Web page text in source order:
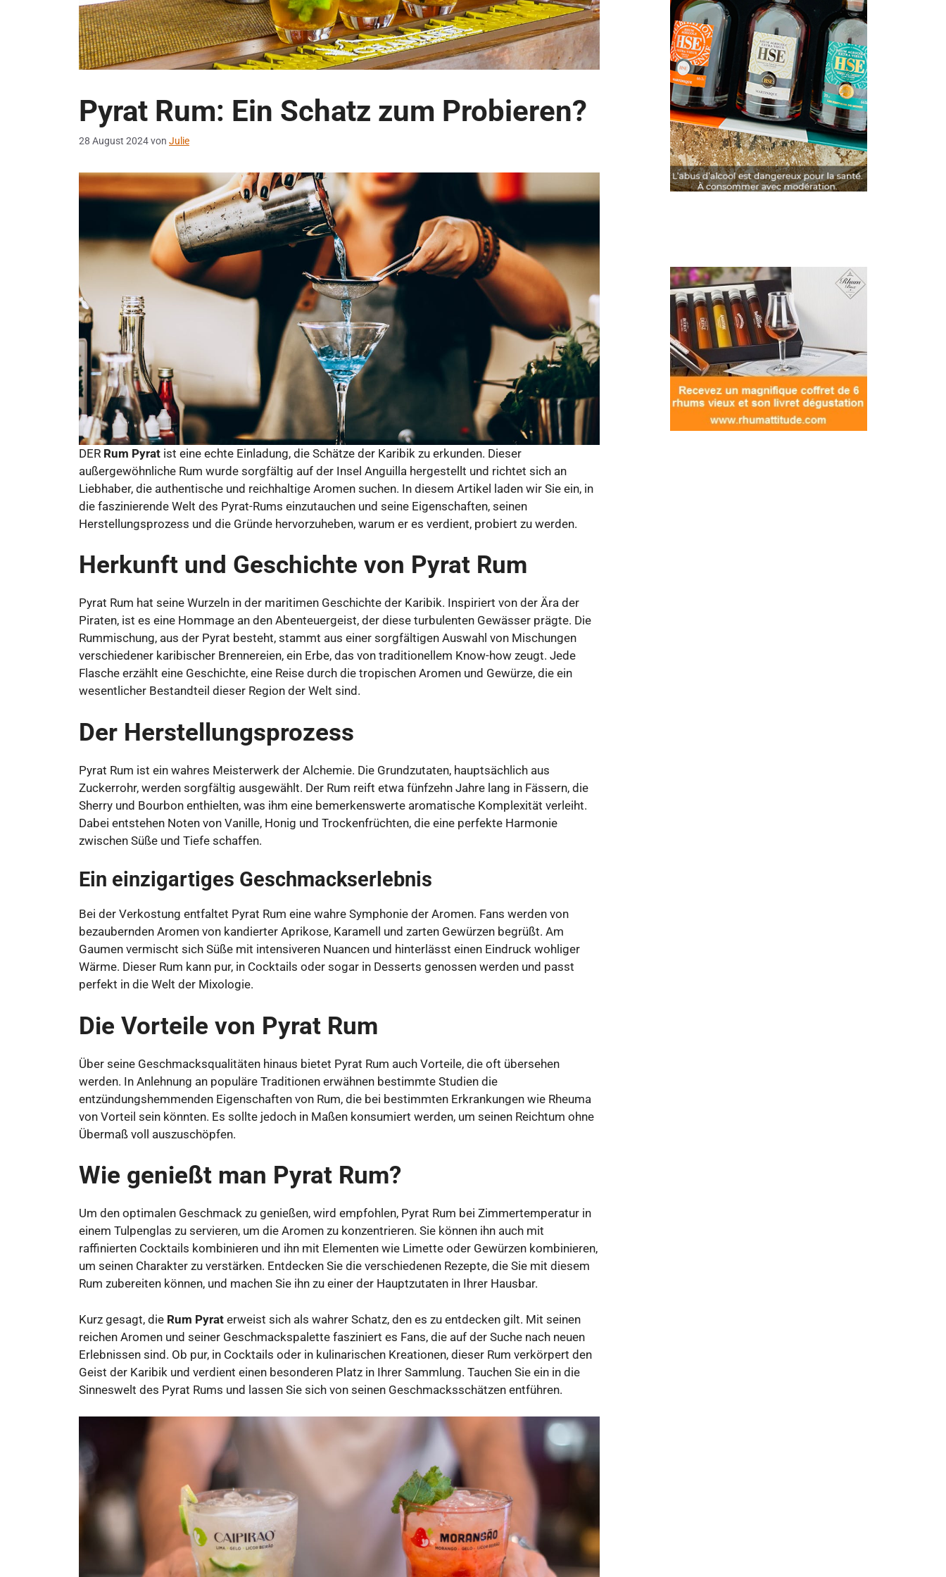
Pyrat Rum: Ein Schatz zum Probieren?
28 August 2024von Julie
DER Rum Pyrat ist eine echte Einladung, die Schätze der Karibik zu erkunden. Dieser
außergewöhnliche Rum wurde sorgfältig auf der Insel Anguilla hergestellt und richtet sich an
Liebhaber, die authentische und reichhaltige Aromen suchen. In diesem Artikel laden wir Sie ein, in
die faszinierende Welt des Pyrat-Rums einzutauchen und seine Eigenschaften, seinen
Herstellungsprozess und die Gründe hervorzuheben, warum er es verdient, probiert zu werden.
Herkunft und Geschichte von Pyrat Rum
Pyrat Rum hat seine Wurzeln in der maritimen Geschichte der Karibik. Inspiriert von der Ära der
Piraten, ist es eine Hommage an den Abenteuergeist, der diese turbulenten Gewässer prägte. Die
Rummischung, aus der Pyrat besteht, stammt aus einer sorgfältigen Auswahl von Mischungen
verschiedener karibischer Brennereien, ein Erbe, das von traditionellem Know-how zeugt. Jede
Flasche erzählt eine Geschichte, eine Reise durch die tropischen Aromen und Gewürze, die ein
wesentlicher Bestandteil dieser Region der Welt sind.
Der Herstellungsprozess
Pyrat Rum ist ein wahres Meisterwerk der Alchemie. Die Grundzutaten, hauptsächlich aus
Zuckerrohr, werden sorgfältig ausgewählt. Der Rum reift etwa fünfzehn Jahre lang in Fässern, die
Sherry und Bourbon enthielten, was ihm eine bemerkenswerte aromatische Komplexität verleiht.
Dabei entstehen Noten von Vanille, Honig und Trockenfrüchten, die eine perfekte Harmonie
zwischen Süße und Tiefe schaffen.
Ein einzigartiges Geschmackserlebnis
Bei der Verkostung entfaltet Pyrat Rum eine wahre Symphonie der Aromen. Fans werden von
bezaubernden Aromen von kandierter Aprikose, Karamell und zarten Gewürzen begrüßt. Am
Gaumen vermischt sich Süße mit intensiveren Nuancen und hinterlässt einen Eindruck wohliger
Wärme. Dieser Rum kann pur, in Cocktails oder sogar in Desserts genossen werden und passt
perfekt in die Welt der Mixologie.
Die Vorteile von Pyrat Rum
Über seine Geschmacksqualitäten hinaus bietet Pyrat Rum auch Vorteile, die oft übersehen
werden. In Anlehnung an populäre Traditionen erwähnen bestimmte Studien die
entzündungshemmenden Eigenschaften von Rum, die bei bestimmten Erkrankungen wie Rheuma
von Vorteil sein könnten. Es sollte jedoch in Maßen konsumiert werden, um seinen Reichtum ohne
Übermaß voll auszuschöpfen.
Wie genießt man Pyrat Rum?
Um den optimalen Geschmack zu genießen, wird empfohlen, Pyrat Rum bei Zimmertemperatur in
einem Tulpenglas zu servieren, um die Aromen zu konzentrieren. Sie können ihn auch mit
raffinierten Cocktails kombinieren und ihn mit Elementen wie Limette oder Gewürzen kombinieren,
um seinen Charakter zu verstärken. Entdecken Sie die verschiedenen Rezepte, die Sie mit diesem
Rum zubereiten können, und machen Sie ihn zu einer der Hauptzutaten in Ihrer Hausbar.
Kurz gesagt, die Rum Pyrat erweist sich als wahrer Schatz, den es zu entdecken gilt. Mit seinen
reichen Aromen und seiner Geschmackspalette fasziniert es Fans, die auf der Suche nach neuen
Erlebnissen sind. Ob pur, in Cocktails oder in kulinarischen Kreationen, dieser Rum verkörpert den
Geist der Karibik und verdient einen besonderen Platz in Ihrer Sammlung. Tauchen Sie ein in die
Sinneswelt des Pyrat Rums und lassen Sie sich von seinen Geschmacksschätzen entführen.